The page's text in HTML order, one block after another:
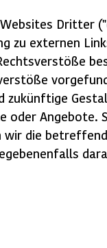
Websites Dritter
zu externen
zukünftige
oder Angebote.
wir die